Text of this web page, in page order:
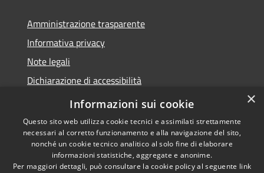
Amministrazione trasparente
Informativa privacy
Note legali
Dichiarazione di accessibilità
Moduli Privacy Amministrazione trasparente
Copyright © 2026 • Comune di
×
Informazioni sui cookie
Questo sito web utilizza cookie tecnici e assimilati strettamente
necessari al corretto funzionamento e alla navigazione del sito,
nonché un cookie tecnico analitico al solo fine di elaborare
informazioni statistiche, aggregate e anonime.
Per maggiori dettagli, può consultare la cookie policy al seguente link